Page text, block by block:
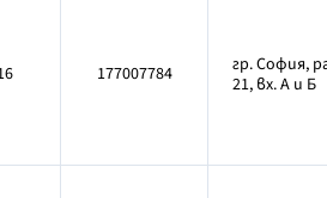
177007784
гр. София,
21, вх. А и Б